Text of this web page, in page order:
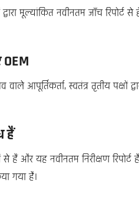
मूल्यांकित नवीनतम जाँच रिपोर्ट से
OEM
वाले आपूर्तिकर्ता, स्वतंत्र तृतीय पक्षों
हैं
और यह नवीनतम निरीक्षण रिपोर्ट
गया है।